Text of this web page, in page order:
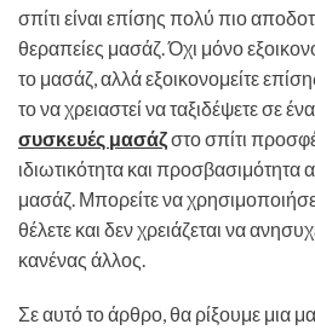
σπίτι είναι επίσης πολύ πιο
θεραπείες μασάζ. Όχι μόνο
το μασάζ, αλλά εξοικονομείτε
το να χρειαστεί να ταξιδέψετε σε
συσκευές μασάζστο σπίτι
ιδιωτικότητα και
μασάζ. Μπορείτε να
θέλετε και δεν χρειάζεται να
κανένας άλλος.
Σε αυτό το άρθρο, θα ρίξουμε μια